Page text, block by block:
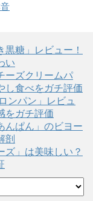
黒糖」レビュー！
い
ーズクリームパ
し食べをガチ評価
ンパン」レビュ
をガチ評価
んぱん」のビヨー
剖
ズ」は美味しい？